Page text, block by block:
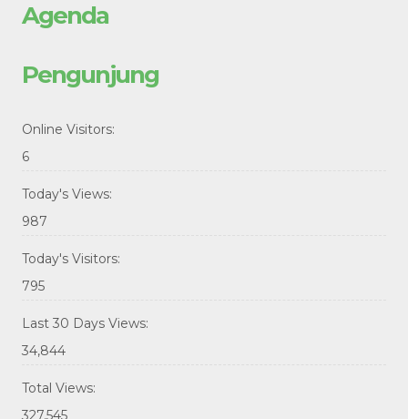
Agenda
Pengunjung
Online Visitors:
6
Today's Views:
987
Today's Visitors:
795
Last 30 Days Views:
34,844
Total Views:
327,545